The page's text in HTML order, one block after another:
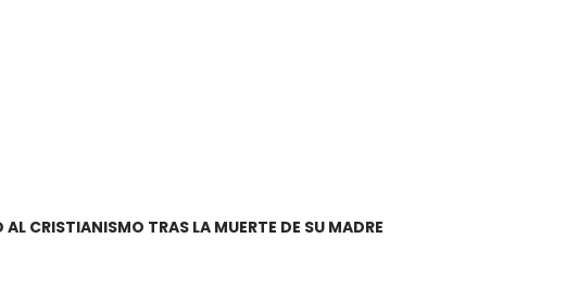
CRISTIANISMO TRAS LA MUERTE DE SU MADRE